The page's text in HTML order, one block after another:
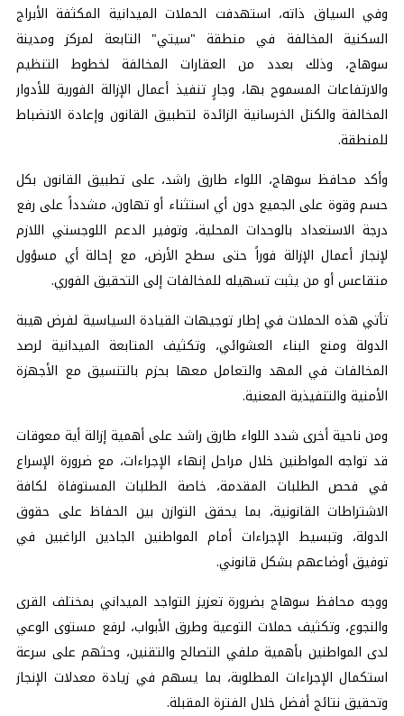
وفي السياق ذاته، استهدفت الحملات الميدانية المكثفة الأبراج
السكنية المخالفة في منطقة "سيتي" التابعة لمركز ومدينة
سوهاج، وذلك بعدد من العقارات المخالفة لخطوط التنظيم
والارتفاعات المسموح بها، وجارٍ تنفيذ أعمال الإزالة الفورية للأدوار
المخالفة والكتل الخرسانية الزائدة لتطبيق القانون وإعادة الانضباط
للمنطقة.
وأكد محافظ سوهاج، اللواء طارق راشد، على تطبيق القانون بكل
حسم وقوة على الجميع دون أي استثناء أو تهاون، مشدداً على رفع
درجة الاستعداد بالوحدات المحلية، وتوفير الدعم اللوجستي اللازم
لإنجاز أعمال الإزالة فوراً حتى سطح الأرض، مع إحالة أي مسؤول
متقاعس أو من يثبت تسهيله للمخالفات إلى التحقيق الفوري.
تأتي هذه الحملات في إطار توجيهات القيادة السياسية لفرض هيبة
الدولة ومنع البناء العشوائي، وتكثيف المتابعة الميدانية لرصد
المخالفات في المهد والتعامل معها بحزم بالتنسيق مع الأجهزة
الأمنية والتنفيذية المعنية.
ومن ناحية أخرى شدد اللواء طارق راشد على أهمية إزالة أية معوقات
قد تواجه المواطنين خلال مراحل إنهاء الإجراءات، مع ضرورة الإسراع
في فحص الطلبات المقدمة، خاصة الطلبات المستوفاة لكافة
الاشتراطات القانونية، بما يحقق التوازن بين الحفاظ على حقوق
الدولة، وتبسيط الإجراءات أمام المواطنين الجادين الراغبين في
توفيق أوضاعهم بشكل قانوني.
ووجه محافظ سوهاج بضرورة تعزيز التواجد الميداني بمختلف القرى
والنجوع، وتكثيف حملات التوعية وطرق الأبواب، لرفع مستوى الوعي
لدى المواطنين بأهمية ملفي التصالح والتقنين، وحثهم على سرعة
استكمال الإجراءات المطلوبة، بما يسهم في زيادة معدلات الإنجاز
وتحقيق نتائج أفضل خلال الفترة المقبلة.